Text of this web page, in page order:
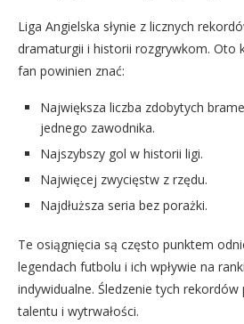
Liga Angielska słynie z licznych
dramaturgii i historii rozgrywkom. Oto
fan powinien znać:
Największa liczba zdobytych
jednego zawodnika.
Najszybszy gol w historii ligi.
Najwięcej zwycięstw z rzędu.
Najdłuższa seria bez porażki.
Te osiągnięcia są często punktem
legendach futbolu i ich wpływie na
indywidualne. Śledzenie tych
talentu i wytrwałości.